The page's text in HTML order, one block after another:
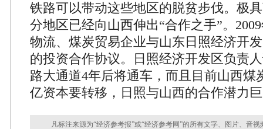
铁路可以带动这些地区的脱贫步伐。极
分地区已经向山西伸出“合作之手”。
物流、煤炭贸易企业与山东日照经济开
的投资合作协议。日照经济开发区负责
路大通道4年后将通车，而且目前山西煤
亿资本要转移，日照与山西的合作潜力
凡标注来源为“经济参考报”或“经济参考网”的所有文字、图片、音视